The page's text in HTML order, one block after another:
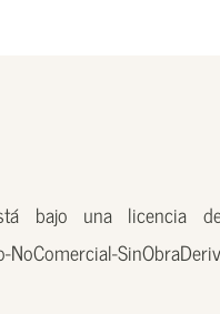
bajo una licencia